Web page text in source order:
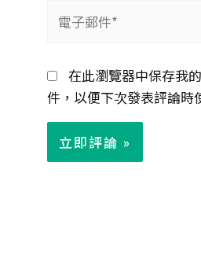
件
*
在此瀏覽器中保存我
件，以便下次發表評論時